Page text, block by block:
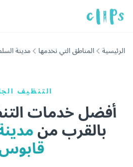
الرئيسية المناطق التي نخدمها مدينة
التنظيف
أفضل خدمات
بالقرب من